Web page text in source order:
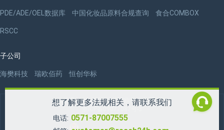
想了解更多法规相关，请联系我们
电话: 0571-87007555
PDE/ADE/OEL数据库 中国化妆品原料合规查询 食合COMBOX
RSCC
子公司
海樊科技 瑞欧佰药 恒创华标
版权 ©2009-2026 杭州瑞欧科技有限公司